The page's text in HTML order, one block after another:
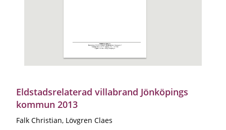
Eldstadsrelaterad villabrand Jönköpings
kommun 2013
Falk Christian, Lövgren Claes